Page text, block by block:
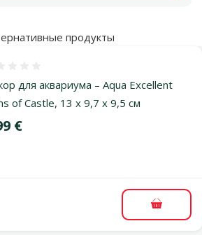
продукты
для аквариума – Aqua Excellent
of Castle, 13 x 9,7 x 9,5 см
€
В